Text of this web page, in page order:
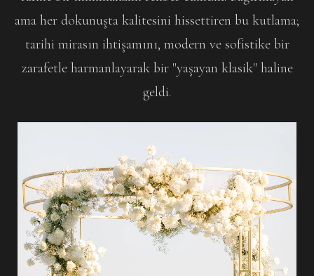
ama her dokunuşta kalitesini hissettiren bu kutlama;
tarihi mirasın ihtişamını, modern ve sofistike bir
zarafetle harmanlayarak bir "yaşayan klasik" haline
geldi.